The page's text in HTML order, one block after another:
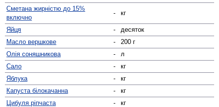
Сметана жирністю до 15%
включно
- кг
Яйця -
десяток
Масло вершкове
-
200 г
Олія соняшникова
-
л
Сало
-
кг
Яблука
-
кг
Капуста білокачанна
-
кг
Цибуля ріпчаста
-
кг